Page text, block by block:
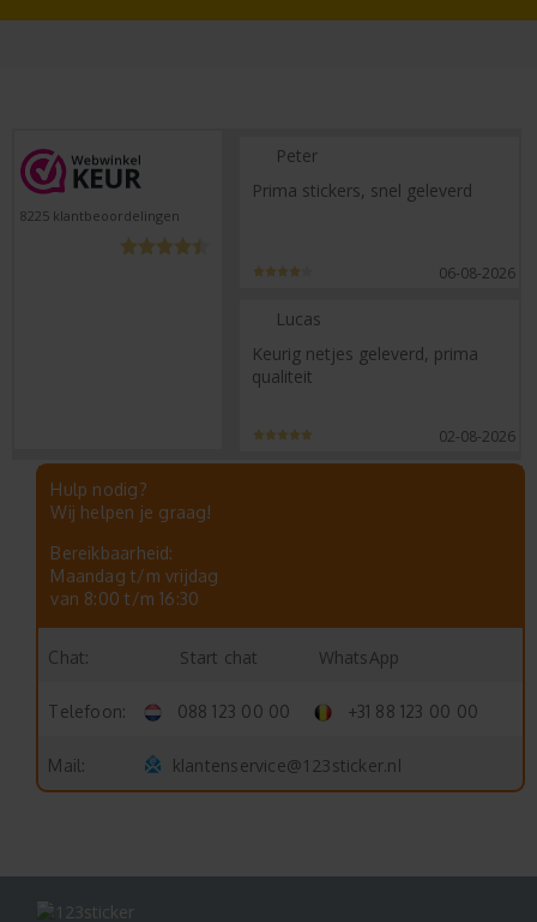
8225 klantbeoordelingen
Peter
Prima stickers, snel geleverd
06-08-2026
Lucas
Keurig netjes geleverd, prima
qualiteit
02-08-2026
Hulp nodig?
Wij helpen je graag!
Bereikbaarheid:
Maandag t/m vrijdag
van 8:00 t/m 16:30
Chat: Start chat WhatsApp
Telefoon: 088 123 00 00 +31 88 123 00 00
Mail: klantenservice@123sticker.nl